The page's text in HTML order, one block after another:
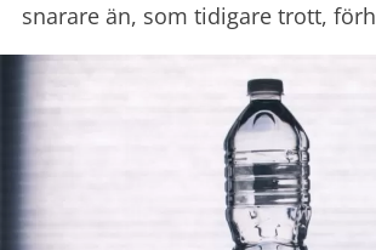
snarare än, som tidigare trott,